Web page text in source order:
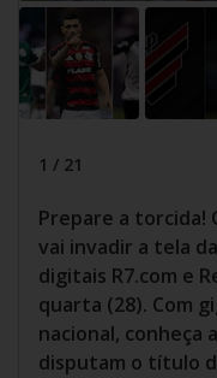
1 / 21
Prepare a torcida!
vai invadir a tela
digitais R7.com e
quarta (28). Com
nacional, conheça
disputam o título